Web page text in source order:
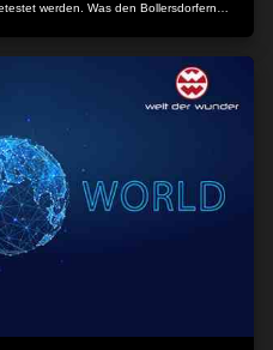
werden. Was den Bollersdorfern
ihre Kinder schnell die Rotznasen voll
sie ihre geliebten Omas und Opas ins
wieder passt. Das ist ein Fall für
pfiffigen Nasenbären Quatsch hecken die
Erfindungen und verrückten
beweisen, damit die
Bullerbü war gestern, jetzt kommt
Märchen zum Lachen und
übersprudelt. Nostalgisch und modern
– und die Jüngsten werden dieses
In der Tradition frecher Kinderhelden
und „Die kleinen Strolche“ mischen
Nasenbär mit verrückten Ideen ihren
steht.Unterstützt werden sie dabei